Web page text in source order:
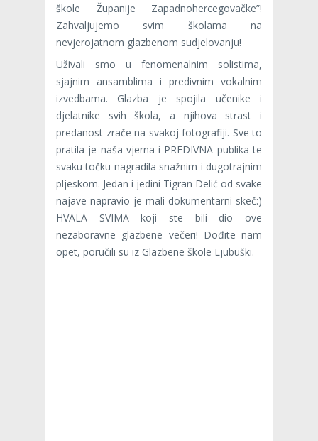
škole Županije Zapadnohercegovačke”!
Zahvaljujemo svim školama na
nevjerojatnom glazbenom sudjelovanju!
Uživali smo u fenomenalnim solistima,
sjajnim ansamblima i predivnim vokalnim
izvedbama. Glazba je spojila učenike i
djelatnike svih škola, a njihova strast i
predanost zrače na svakoj fotografiji. Sve to
pratila je naša vjerna i PREDIVNA publika te
svaku točku nagradila snažnim i dugotrajnim
pljeskom. Jedan i jedini Tigran Delić od svake
najave napravio je mali dokumentarni skeč:)
HVALA SVIMA koji ste bili dio ove
nezaboravne glazbene večeri! Dođite nam
opet, poručili su iz Glazbene škole Ljubuški.